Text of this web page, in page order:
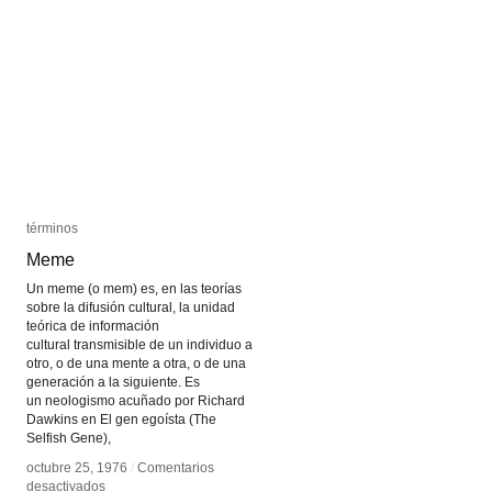
términos
Meme
Un meme (o mem) es, en las teorías
sobre la difusión cultural, la unidad
teórica de información
cultural transmisible de un individuo a
otro, o de una mente a otra, o de una
generación a la siguiente. Es
un neologismo acuñado por Richard
Dawkins en El gen egoísta (The
Selfish Gene),
octubre 25, 1976 / Comentarios
desactivadosen
términos
Meme
octubre 25, 1976 / Comentarios
desactivadosen